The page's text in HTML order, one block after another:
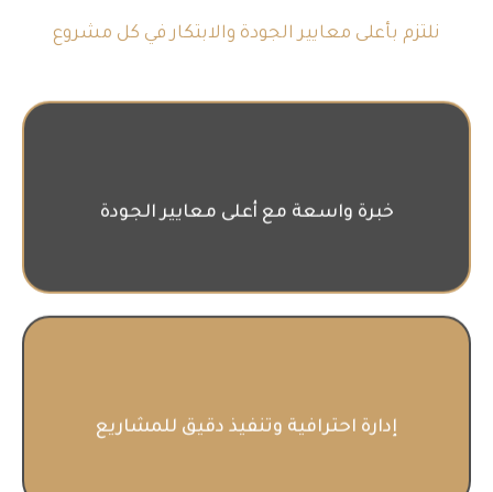
نلتزم بأعلى معايير الجودة والابتكار في كل مشروع
خبرة واسعة مع أعلى معايير الجودة
إدارة احترافية وتنفيذ دقيق للمشاريع